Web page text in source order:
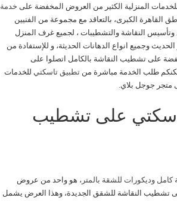
المنزلية الكثير من العروض المخفضة على خدمة
القاهرة الكبرى، بالتعاقد مع مجموعة من الفنيين
النقاشة والتشطيبات ، لجميع غرف المنزل
الحديث وجميع انواع الدهانات الحديثة، و للإستفادة من
على تشطيب النقاشة بالكامل اتصلوا على
تطبيق تاسكتي للخدمات
متجر جوجل بلاي.
على تشطيب
وديكورات للشقة بالمتر ، هو واحد من عروض
تشطيب النقاشة للشقق الجديدة، وهذا العرض يشمل